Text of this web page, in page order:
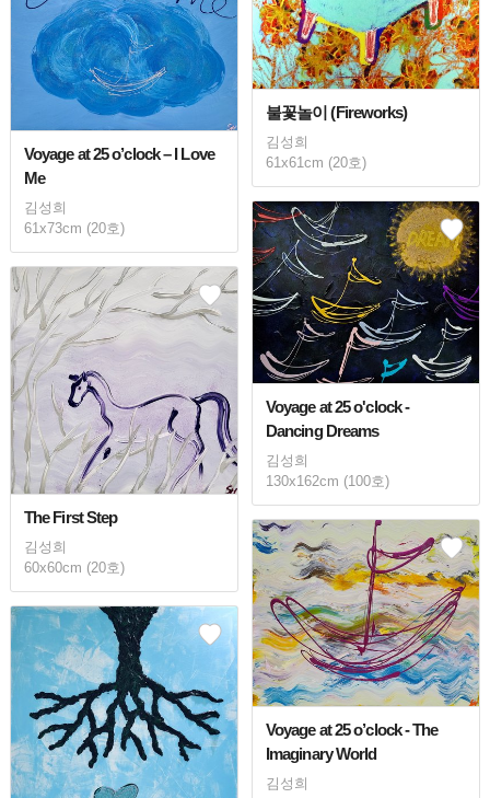
불꽃놀이 (Fireworks)
김성희
61x61cm (20호)
Voyage at 25 o’clock – I Love
Me
김성희
61x73cm (20호)
Voyage at 25 o'clock -
Dancing Dreams
김성희
130x162cm (100호)
The First Step
김성희
60x60cm (20호)
Voyage at 25 o’clock - The
Imaginary World
김성희